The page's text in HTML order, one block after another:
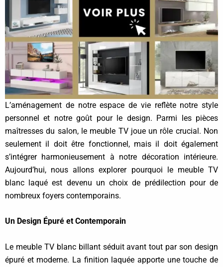
L’aménagement de notre espace de vie reflète notre style
personnel et notre goût pour le design. Parmi les pièces
maîtresses du salon, le meuble TV joue un rôle crucial. Non
seulement il doit être fonctionnel, mais il doit également
s’intégrer harmonieusement à notre décoration intérieure.
Aujourd’hui, nous allons explorer pourquoi le meuble TV
blanc laqué est devenu un choix de prédilection pour de
nombreux foyers contemporains.
Un Design Épuré et Contemporain
Le meuble TV blanc billant séduit avant tout par son design
épuré et moderne. La finition laquée apporte une touche de